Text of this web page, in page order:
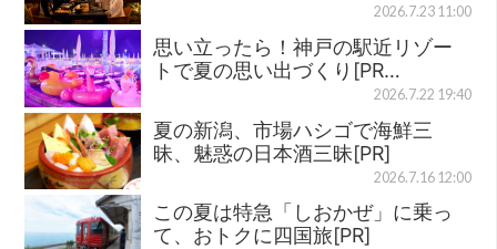
2026.7.23 11:00
思い立ったら！神戸の駅近リゾー
トで夏の思い出づくり[PR…
2026.7.22 19:40
夏の新潟、市場ハシゴで海鮮三
昧、魅惑の日本酒三昧[PR]
2026.7.16 12:00
この夏は特急「しおかぜ」に乗っ
て、おトクに四国旅[PR]